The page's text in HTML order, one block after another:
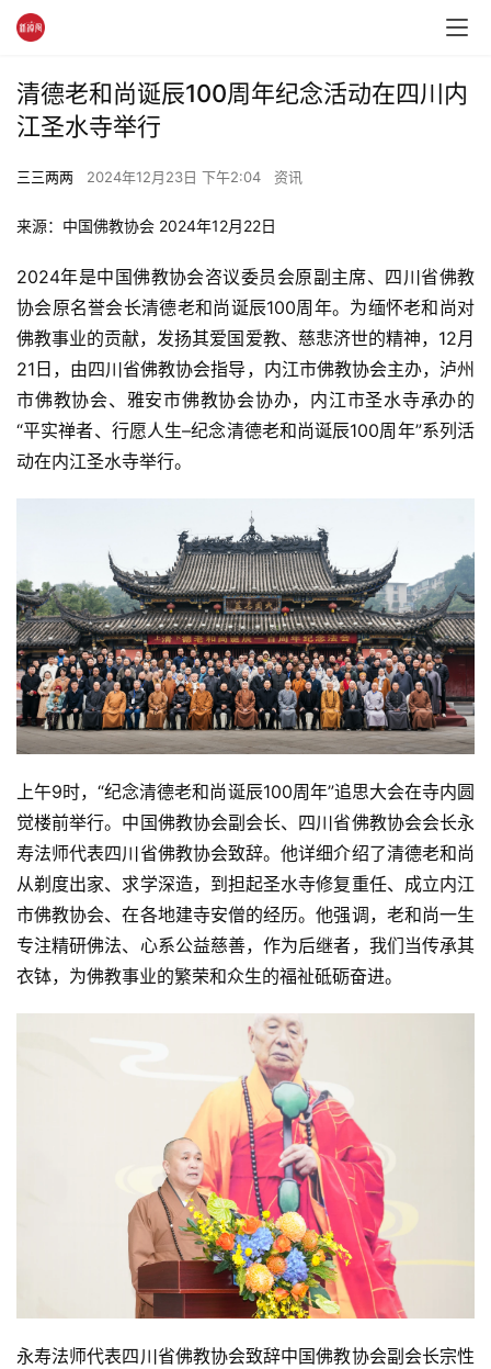
清德老和尚诞辰100周年纪念活动在四川内
江圣水寺举行
三三两两 2024年12月23日 下午2:04 资讯
来源：中国佛教协会 2024年12月22日
2024年是中国佛教协会咨议委员会原副主席、四川省佛教
协会原名誉会长清德老和尚诞辰100周年。为缅怀老和尚对
佛教事业的贡献，发扬其爱国爱教、慈悲济世的精神，12月
21日，由四川省佛教协会指导，内江市佛教协会主办，泸州
市佛教协会、雅安市佛教协会协办，内江市圣水寺承办的
“平实禅者、行愿人生–纪念清德老和尚诞辰100周年”系列活
动在内江圣水寺举行。
上午9时，“纪念清德老和尚诞辰100周年”追思大会在寺内圆
觉楼前举行。中国佛教协会副会长、四川省佛教协会会长永
寿法师代表四川省佛教协会致辞。他详细介绍了清德老和尚
从剃度出家、求学深造，到担起圣水寺修复重任、成立内江
市佛教协会、在各地建寺安僧的经历。他强调，老和尚一生
专注精研佛法、心系公益慈善，作为后继者，我们当传承其
衣钵，为佛教事业的繁荣和众生的福祉砥砺奋进。
永寿法师代表四川省佛教协会致辞中国佛教协会副会长宗性